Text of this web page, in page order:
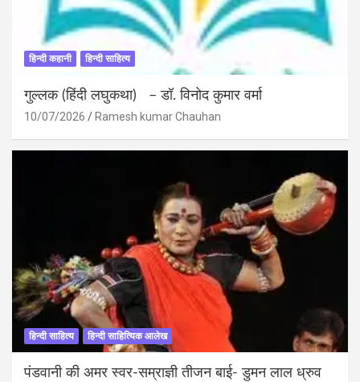
हिन्दी कहानी हिन्दी साहित्य
गुल्लक (हिंदी लघुकथा) – डॉ. विनोद कुमार वर्मा
10/07/2026 Ramesh kumar Chauhan
हिन्दी साहित्य हिन्दी साहित्यिक आलेख
पंडवानी की अमर स्वर-सम्राज्ञी तीजन बाई- डुमन लाल ध्रुव